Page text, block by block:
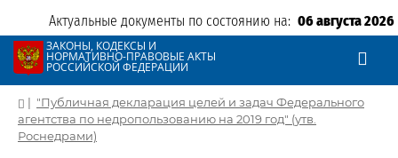
Актуальные документы по состоянию на: 06 августа 2026
ЗАКОНЫ, КОДЕКСЫ И
НОРМАТИВНО-ПРАВОВЫЕ АКТЫ
РОССИЙСКОЙ ФЕДЕРАЦИИ
| "Публичная декларация целей и задач Федерального
агентства по недропользованию на 2019 год" (утв.
Роснедрами)